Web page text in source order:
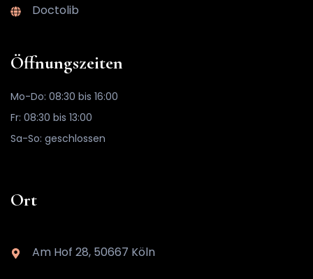
Doctolib
Öffnungszeiten
Mo-Do: 08:30 bis 16:00
Fr: 08:30 bis 13:00
Sa-So: geschlossen
Ort
Am Hof 28, 50667 Köln